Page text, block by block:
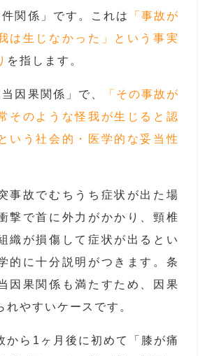
関係」です。これは
「事故が
は生じなかった」という事実
を指します。
因果関係」で、
「その事故が
そのような怪我が生じると認
いう社会的・医学的な妥当性
事故でむちうち症状が出た場
撃で首に外力がかかり、頸椎
織が損傷して症状が出るとい
的に十分説明がつきます。条
因果関係も満たすため、因果
れやすいケースです。
から1ヶ月後に初めて「膝が痛